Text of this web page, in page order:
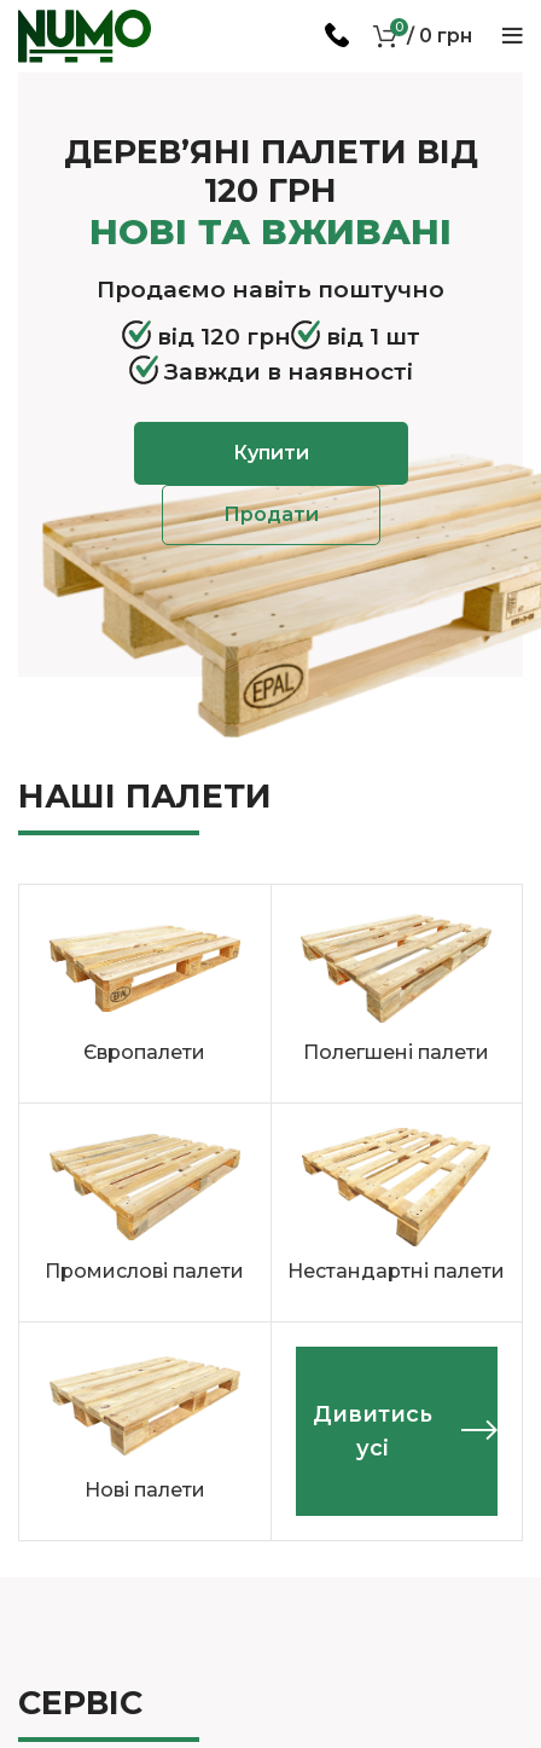
0 / 0 грн
ДЕРЕВ’ЯНІ ПАЛЕТИ ВІД
120 ГРН
НОВІ ТА ВЖИВАНІ
Продаємо навіть поштучно
від 120 грн
від 1 шт
Завжди в наявності
Купити
Продати
НАШІ ПАЛЕТИ
Європалети Полегшені палети
Промислові палети Нестандартні палети
Нові палети
Дивитись
усі
СЕРВІС